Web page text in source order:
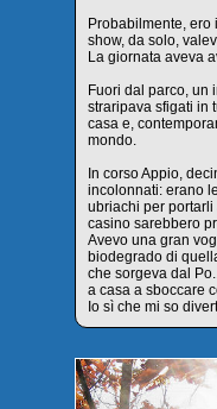
Probabilmente, ero
show, da solo,
La giornata aveva
Fuori dal parco, un
straripava sfigati in
casa e,
mondo.
In corso Appio,
incolonnati: erano
ubriachi per portarli
casino sarebbero
Avevo una gran
biodegrado di
che sorgeva dal
a casa a sboccare
Io sì che mi so